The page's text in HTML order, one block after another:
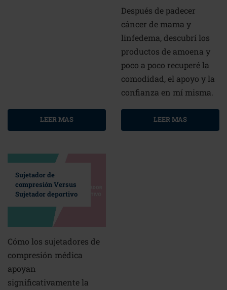
LEER MAS
Después de padecer
cáncer de mama y
linfedema, descubrí los
productos de amoena y
poco a poco recuperé la
comodidad, el apoyo y la
confianza en mí misma.
LEER MAS
Sujetador de
compresión Versus
Sujetador deportivo
Cómo los sujetadores de
compresión médica
apoyan
significativamente la